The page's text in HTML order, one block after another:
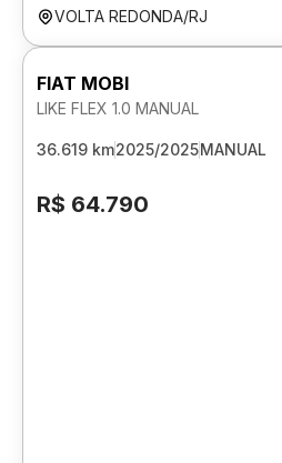
VOLTA REDONDA/RJ
FIAT MOBI
LIKE FLEX 1.0 MANUAL
36.619 km2025/2025MANUAL
R$ 64.790